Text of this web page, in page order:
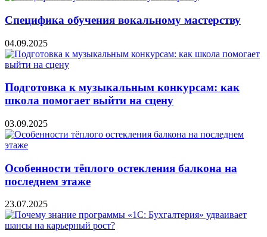
Специфика обучения вокальному мастерству
04.09.2025
Подготовка к музыкальным конкурсам: как
школа помогает выйти на сцену
03.09.2025
Особенности тёплого остекления балкона на
последнем этаже
23.07.2025